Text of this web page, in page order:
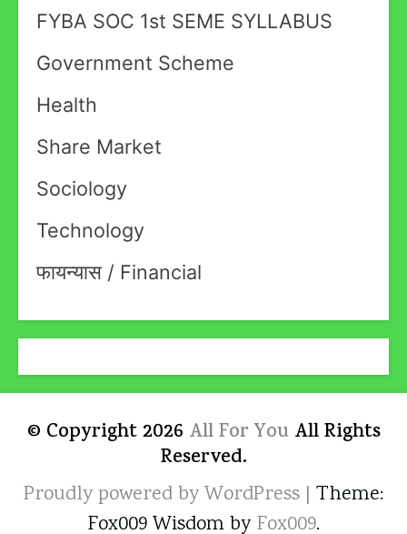
FYBA SOC 1st SEME SYLLABUS
Government Scheme
Health
Share Market
Sociology
Technology
फायन्यास / Financial
© Copyright 2026 All For YouAll Rights
Reserved.
Proudly powered by WordPress | Theme:
Fox009 Wisdom by Fox009.